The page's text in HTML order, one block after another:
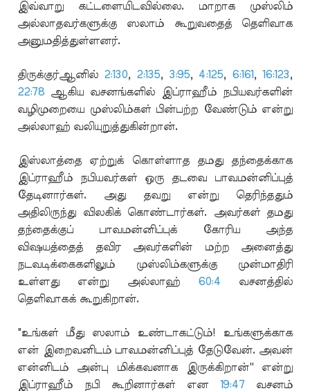
இவ்வாறு கட்டளையிடவில்லை. மாறாக முஸ்லிம்
அல்லாதவர்களுக்கு ஸலாம் கூறுவதைத் தெளிவாக
அனுமதித்துள்ளனர்.
திருக்குர்ஆனில் 2:130, 2:135, 3:95, 4:125, 6:161,16:123,
22:78 ஆகிய வசனங்களில் இப்ராஹீம் நபியவர்களின்
வழிமுறையை முஸ்லிம்கள் பின்பற்ற வேண்டும் என்று
அல்லாஹ் வலியுறுத்துகின்றான்.
இஸ்லாத்தை ஏற்றுக் கொள்ளாத தமது தந்தைக்காக
இப்ராஹீம் நபியவர்கள் ஒரு தடவை பாவமன்னிப்புத்
தேடினார்கள். அது தவறு என்று தெரிந்ததும்
அதிலிருந்து விலகிக் கொண்டார்கள். அவர்கள் தமது
தந்தைக்குப் பாவமன்னிப்புக் கோரிய அந்த
விஷயத்தைத் தவிர அவர்களின் மற்ற அனைத்து
நடவடிக்கைகளிலும் முஸ்லிம்களுக்கு முன்மாதிரி
உள்ளது என்று அல்லாஹ் 60:4 வசனத்தில்
தெளிவாகக் கூறுகிறான்.
"உங்கள் மீது ஸலாம் உண்டாகட்டும்! உங்களுக்காக
என் இறைவனிடம் பாவமன்னிப்புத் தேடுவேன். அவன்
என்னிடம் அன்பு மிக்கவனாக இருக்கிறான்'' என்று
இப்ராஹீம் நபி கூறினார்கள் என 19:47 வசனம்